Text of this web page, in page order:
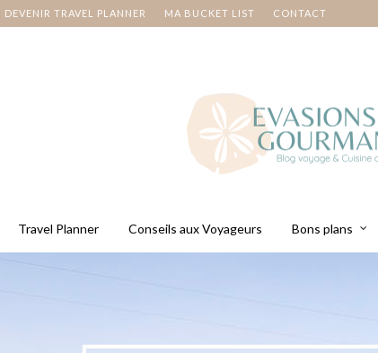
DEVENIR TRAVEL PLANNER MA BUCKET LIST CONTACT
Travel Planner Conseils aux Voyageurs Bons plans